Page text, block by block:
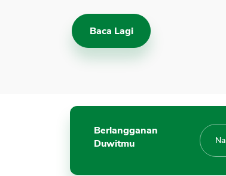
Baca Lagi
Berlangganan
Duwitmu